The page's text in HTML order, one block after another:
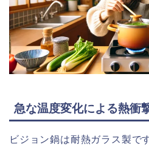
急な温度変化による熱衝
ビジョン鍋は耐熱ガラス製で